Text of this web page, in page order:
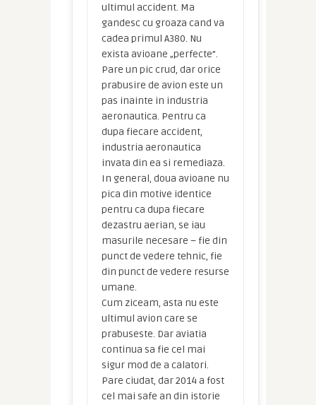
ultimul accident. Ma
gandesc cu groaza cand va
cadea primul A380. Nu
exista avioane „perfecte”.
Pare un pic crud, dar orice
prabusire de avion este un
pas inainte in industria
aeronautica. Pentru ca
dupa fiecare accident,
industria aeronautica
invata din ea si remediaza.
In general, doua avioane nu
pica din motive identice
pentru ca dupa fiecare
dezastru aerian, se iau
masurile necesare – fie din
punct de vedere tehnic, fie
din punct de vedere resurse
umane.
Cum ziceam, asta nu este
ultimul avion care se
prabuseste. Dar aviatia
continua sa fie cel mai
sigur mod de a calatori.
Pare ciudat, dar 2014 a fost
cel mai safe an din istorie